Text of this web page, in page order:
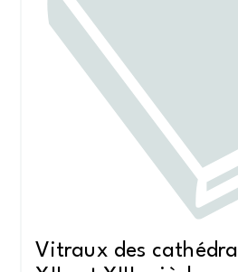
Vitraux des